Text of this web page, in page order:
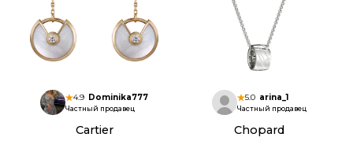
4.9 Dominika777
Частный продавец
Cartier
5.0 arina_1
Частный продавец
Chopard